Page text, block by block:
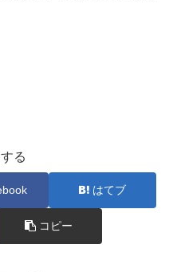
る
はてブ
コピー